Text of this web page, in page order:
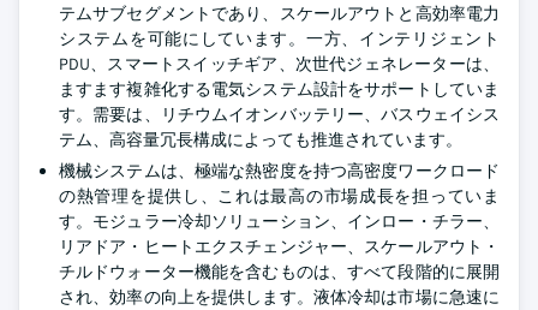
テムサブセグメントであり、スケールアウトと高効率電力
システムを可能にしています。一方、インテリジェント
PDU、スマートスイッチギア、次世代ジェネレーターは、
ますます複雑化する電気システム設計をサポートしていま
す。需要は、リチウムイオンバッテリー、バスウェイシス
テム、高容量冗長構成によっても推進されています。
機械システムは、極端な熱密度を持つ高密度ワークロード
の熱管理を提供し、これは最高の市場成長を担っていま
す。モジュラー冷却ソリューション、インロー・チラー、
リアドア・ヒートエクスチェンジャー、スケールアウト・
チルドウォーター機能を含むものは、すべて段階的に展開
され、効率の向上を提供します。液体冷却は市場に急速に